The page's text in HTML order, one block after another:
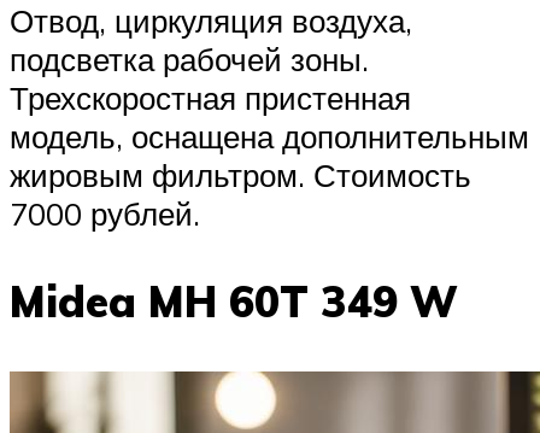
Отвод, циркуляция воздуха,
подсветка рабочей зоны.
Трехскоростная пристенная
модель, оснащена дополнительным
жировым фильтром. Стоимость
7000 рублей.
Midea MH 60T 349 W